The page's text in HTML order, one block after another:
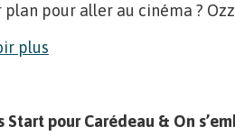
plan pour aller au cinéma ?
plus
Start pour Carédeau & On